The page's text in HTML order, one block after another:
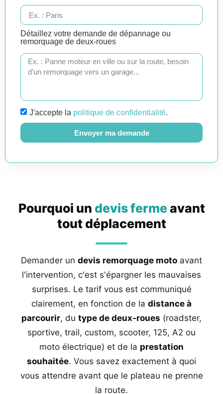
Détaillez votre demande de dépannage ou
remorquage de deux-roues
J'accepte la politique de confidentialité.
Envoyer ma demande
Pourquoi un devis fermeavant
tout déplacement
Demander un devis remorquage moto avant
l'intervention, c'est s'épargner les mauvaises
surprises. Le tarif vous est communiqué
clairement, en fonction de la distance à
parcourir, du type de deux-roues (roadster,
sportive, trail, custom, scooter, 125, A2 ou
moto électrique) et de la prestation
souhaitée. Vous savez exactement à quoi
vous attendre avant que le plateau ne prenne
la route.